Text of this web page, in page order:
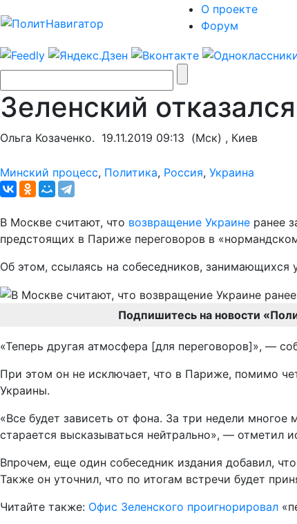
О проекте
Форум
Зеленский
Ольга Козаченко. 19.11.2019 09:13 (Мск) , Киев
Минский процесс, Политика, Россия, Украина
В Москве считают, что возвращение Украине ранее
предстоящих в Париже переговоров в
Об этом, ссылаясь на собеседников, занимающихся
Подпишитесь на новости
«Теперь другая атмосфера [для переговоров]», —
При этом он не исключает, что в Париже, помимо
Украины.
«Все будет зависеть от фона. За три недели
старается высказываться нейтрально», — отметил
Впрочем, еще один собеседник издания добавил,
Также он уточнил, что по итогам встречи будет
Читайте также: Офис Зеленского проигнорировал